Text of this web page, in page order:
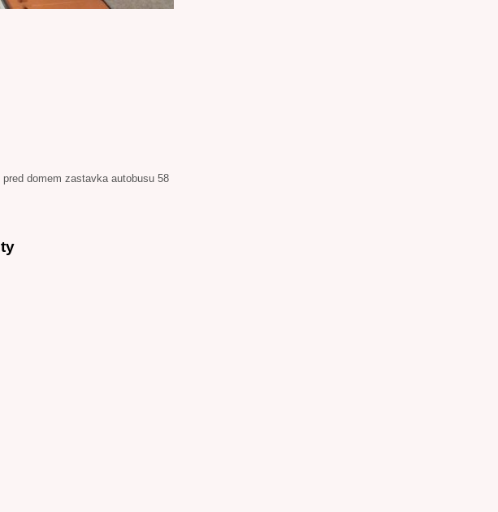
domem zastavka autobusu 58